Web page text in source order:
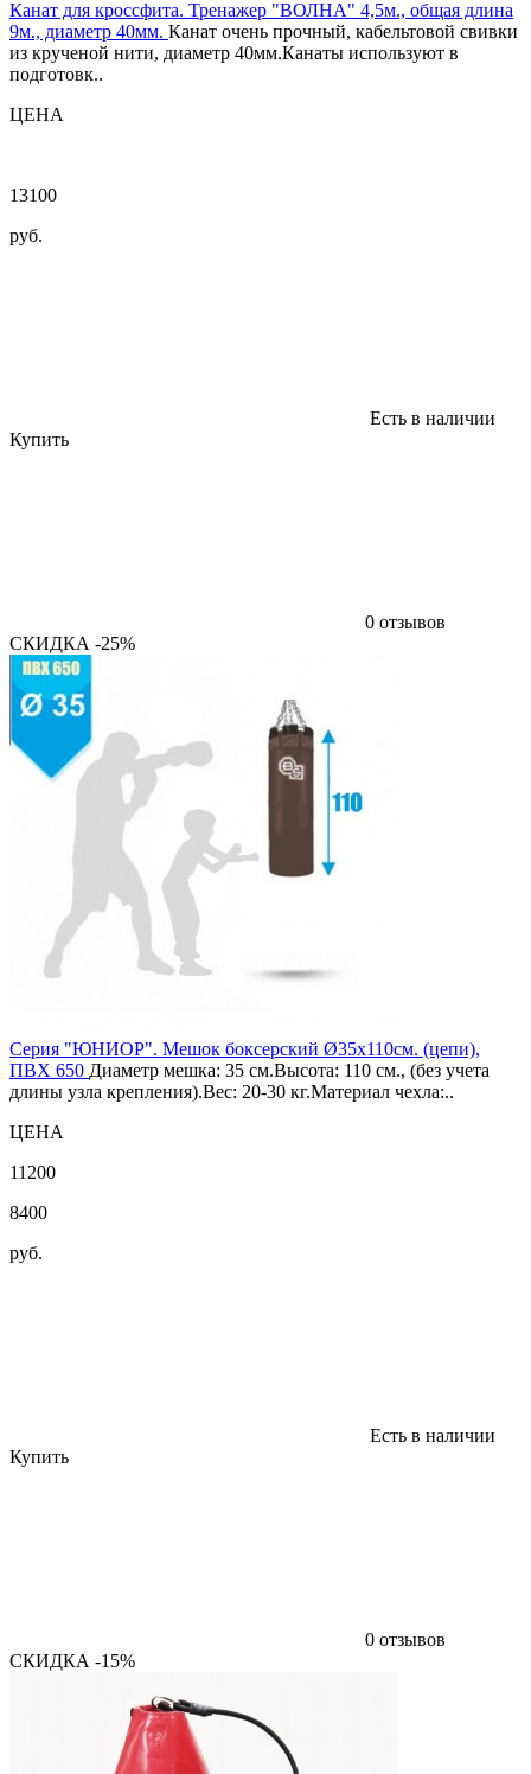
Канат для кроссфита. Тренажер "ВОЛНА" 4,5м., общая длина
9м., диаметр 40мм. Канат очень прочный, кабельтовой свивки
из крученой нити, диаметр 40мм.Канаты используют в
подготовк..
ЦЕНА
13100
руб.
Есть в наличии
Купить
0 отзывов
СКИДКА -25%
Серия "ЮНИОР". Мешок боксерский Ø35х110см. (цепи),
ПВХ 650 Диаметр мешка: 35 см.Высота: 110 см., (без учета
длины узла крепления).Вес: 20-30 кг.Материал чехла:..
ЦЕНА
11200
8400
руб.
Есть в наличии
Купить
0 отзывов
СКИДКА -15%